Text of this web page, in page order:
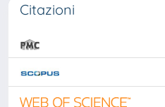
Citazioni